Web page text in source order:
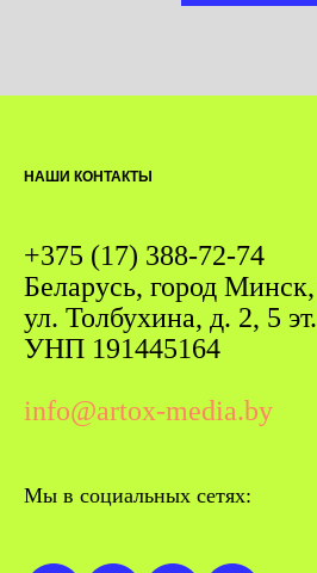
НАШИ КОНТАКТЫ
+375 (17) 388-72-74
Беларусь, город Минск,
ул. Толбухина, д. 2, 5 эт.
УНП 191445164
info@artox-media.by
Мы в социальных сетях: